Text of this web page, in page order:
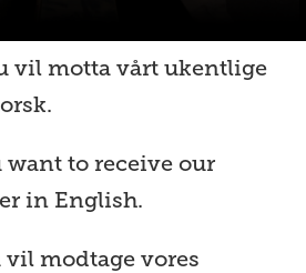
vil motta vårt ukentlige
to receive our
in English.
vil modtage vores